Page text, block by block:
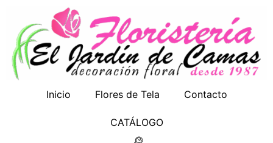
Inicio Flores de Tela Contacto
CATÁLOGO